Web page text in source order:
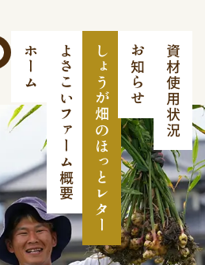
ホーム よさこいファーム概要しょうが畑のほっとレター お知らせ 資材使用状況